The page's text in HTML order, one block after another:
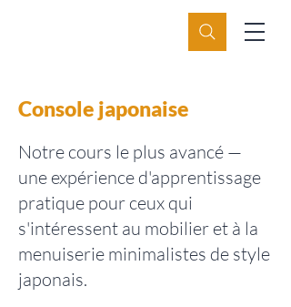
Console japonaise
Notre cours le plus avancé —
une expérience d'apprentissage
pratique pour ceux qui
s'intéressent au mobilier et à la
menuiserie minimalistes de style
japonais.